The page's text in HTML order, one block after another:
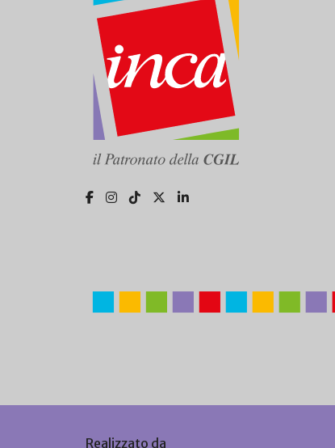
Realizzato da